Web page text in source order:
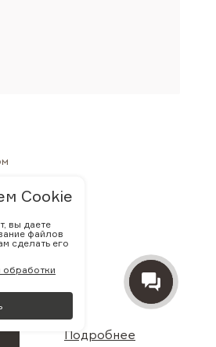
Подробнее
Cookie
вы даете
файлов
сделать его
обработки